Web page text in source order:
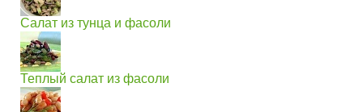
Салат из тунца и фасоли
Теплый салат из фасоли